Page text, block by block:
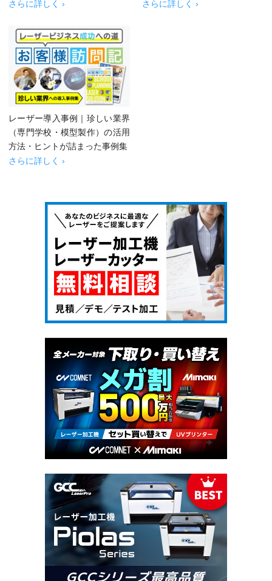
さらに詳しく › さらに詳しく ›
レーザー導入事例｜珍しい業界
（専門学校・模型製作）の活用
方法・ヒントが詰まった事例集
さらに詳しく ›